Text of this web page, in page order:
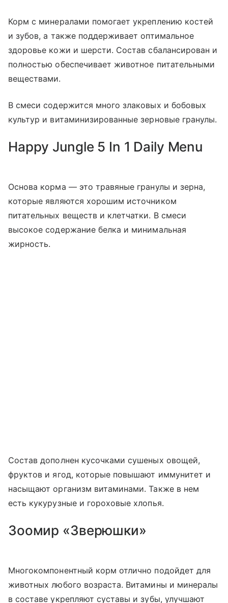
Корм с минералами помогает укреплению костей
и зубов, а также поддерживает оптимальное
здоровье кожи и шерсти. Состав сбалансирован и
полностью обеспечивает животное питательными
веществами.
В смеси содержится много злаковых и бобовых
культур и витаминизированные зерновые гранулы.
Happy Jungle 5 In 1 Daily Menu
Основа корма — это травяные гранулы и зерна,
которые являются хорошим источником
питательных веществ и клетчатки. В смеси
высокое содержание белка и минимальная
жирность.
Состав дополнен кусочками сушеных овощей,
фруктов и ягод, которые повышают иммунитет и
насыщают организм витаминами. Также в нем
есть кукурузные и гороховые хлопья.
Зоомир «Зверюшки»
Многокомпонентный корм отлично подойдет для
животных любого возраста. Витамины и минералы
в составе укрепляют суставы и зубы, улучшают